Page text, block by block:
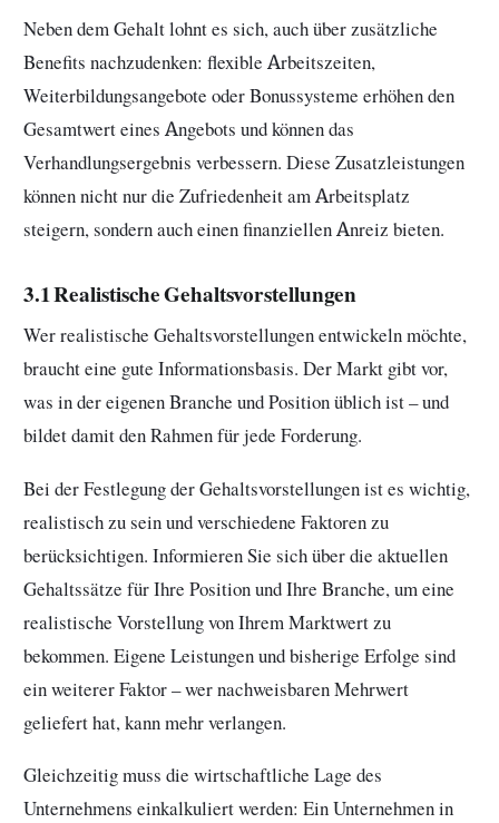
Neben dem Gehalt lohnt es sich, auch über zusätzliche
Benefits nachzudenken: flexible Arbeitszeiten,
Weiterbildungsangebote oder Bonussysteme erhöhen den
Gesamtwert eines Angebots und können das
Verhandlungsergebnis verbessern. Diese Zusatzleistungen
können nicht nur die Zufriedenheit am Arbeitsplatz
steigern, sondern auch einen finanziellen Anreiz bieten.
3.1 Realistische Gehaltsvorstellungen
Wer realistische Gehaltsvorstellungen entwickeln möchte,
braucht eine gute Informationsbasis. Der Markt gibt vor,
was in der eigenen Branche und Position üblich ist – und
bildet damit den Rahmen für jede Forderung.
Bei der Festlegung der Gehaltsvorstellungen ist es wichtig,
realistisch zu sein und verschiedene Faktoren zu
berücksichtigen. Informieren Sie sich über die aktuellen
Gehaltssätze für Ihre Position und Ihre Branche, um eine
realistische Vorstellung von Ihrem Marktwert zu
bekommen. Eigene Leistungen und bisherige Erfolge sind
ein weiterer Faktor – wer nachweisbaren Mehrwert
geliefert hat, kann mehr verlangen.
Gleichzeitig muss die wirtschaftliche Lage des
Unternehmens einkalkuliert werden: Ein Unternehmen in